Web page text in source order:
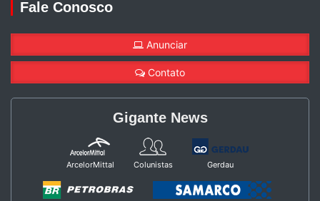
Fale Conosco
Anunciar
Contato
Gigante News
ArcelorMittal Colunistas Gerdau